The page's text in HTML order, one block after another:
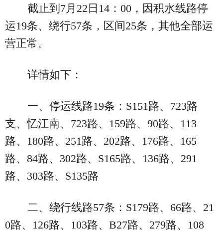
截止到7月22日14：00，因积水线路停
运19条、绕行57条，区间25条，其他全部运
营正常。
详情如下：
一、停运线路19条：S151路、723路
支、忆江南、723路、159路、90路、113
路、180路、251路、202路、176路、165
路、84路、302路、S165路、136路、291
路、303路、S135路
二、绕行线路57条：S179路、66路、21
0路、126路、103路、B27路、279路、108